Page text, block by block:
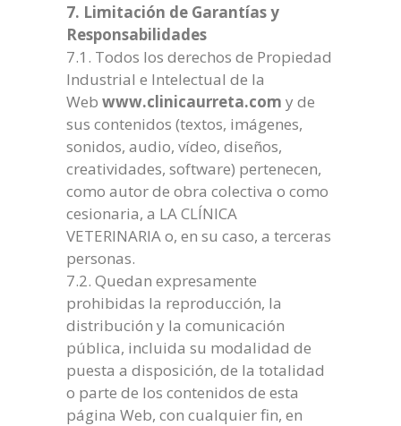
7. Limitación de Garantías y
Responsabilidades
7.1. Todos los derechos de Propiedad
Industrial e Intelectual de la
Web www.clinicaurreta.com y de
sus contenidos (textos, imágenes,
sonidos, audio, vídeo, diseños,
creatividades, software) pertenecen,
como autor de obra colectiva o como
cesionaria, a LA CLÍNICA
VETERINARIA o, en su caso, a terceras
personas.
7.2. Quedan expresamente
prohibidas la reproducción, la
distribución y la comunicación
pública, incluida su modalidad de
puesta a disposición, de la totalidad
o parte de los contenidos de esta
página Web, con cualquier fin, en